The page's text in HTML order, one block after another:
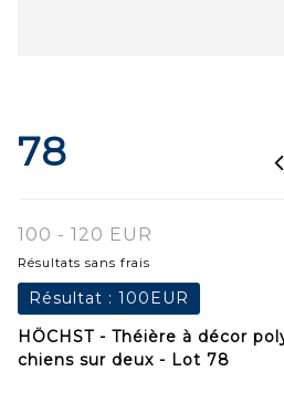
78
100 - 120 EUR
Résultats sans frais
Résultat : 100EUR
HÖCHST - Théière à décor
chiens sur deux - Lot 78